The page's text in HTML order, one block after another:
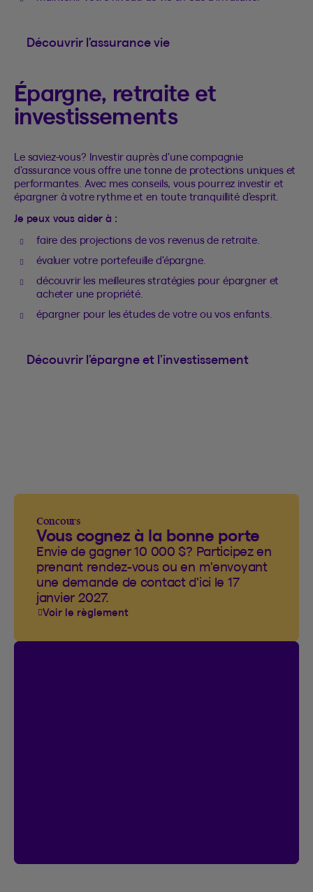
Découvrir l’assurance vie
Épargne, retraite et
investissements
Le saviez-vous? Investir auprès d'une compagnie
d’assurance vous offre une tonne de protections uniques et
performantes. Avec mes conseils, vous pourrez investir et
épargner à votre rythme et en toute tranquillité d’esprit.
Je peux vous aider à :
faire des projections de vos revenus de retraite.
évaluer votre portefeuille d’épargne.
découvrir les meilleures stratégies pour épargner et
acheter une propriété.
épargner pour les études de votre ou vos enfants.
Découvrir l’épargne et l’investissement
Concours
Vous cognez à la bonne porte
Envie de gagner 10 000 $? Participez en
prenant rendez-vous ou en m'envoyant
une demande de contact d'ici le 17
janvier 2027.
Voir le règlement